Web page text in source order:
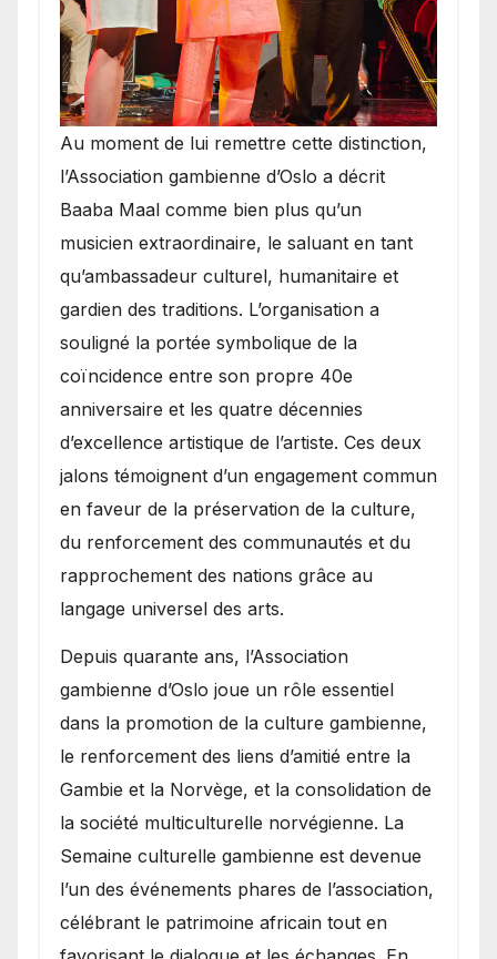
​Au moment de lui remettre cette distinction,
l’Association gambienne d’Oslo a décrit
Baaba Maal comme bien plus qu’un
musicien extraordinaire, le saluant en tant
qu’ambassadeur culturel, humanitaire et
gardien des traditions. L’organisation a
souligné la portée symbolique de la
coïncidence entre son propre 40e
anniversaire et les quatre décennies
d’excellence artistique de l’artiste. Ces deux
jalons témoignent d’un engagement commun
en faveur de la préservation de la culture,
du renforcement des communautés et du
rapprochement des nations grâce au
langage universel des arts.
​Depuis quarante ans, l’Association
gambienne d’Oslo joue un rôle essentiel
dans la promotion de la culture gambienne,
le renforcement des liens d’amitié entre la
Gambie et la Norvège, et la consolidation de
la société multiculturelle norvégienne. La
Semaine culturelle gambienne est devenue
l’un des événements phares de l’association,
célébrant le patrimoine africain tout en